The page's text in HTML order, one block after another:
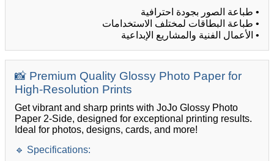
• طباعة الصور بجودة احترافية
• طباعة البطاقات لمختلف الاستخدامات
• الأعمال الفنية والمشاريع الإبداعية
📸 Premium Quality Glossy Photo Paper for
High-Resolution Prints
Get vibrant and sharp prints with JoJo Glossy Photo
Paper 2-Side, designed for exceptional printing results.
Ideal for photos, designs, cards, and more!
🔹 Specifications: